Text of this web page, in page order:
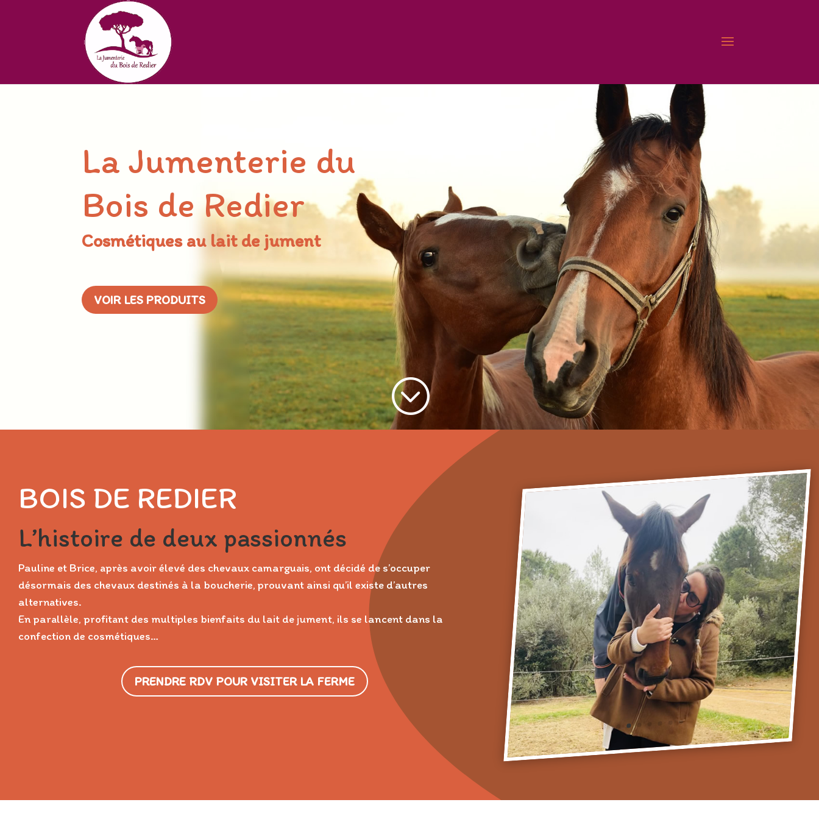
La Jumenterie du
Bois de Redier
Cosmétiques au lait de jument
VOIR LES PRODUITS
;
BOIS DE REDIER
L’histoire de deux passionnés
Pauline et Brice, après avoir élevé des chevaux camarguais, ont décidé de s’occuper
désormais des chevaux destinés à la boucherie, prouvant ainsi qu’il existe d’autres
alternatives.
En parallèle, profitant des multiples bienfaits du lait de jument, ils se lancent dans la
confection de cosmétiques…
PRENDRE RDV POUR VISITER LA FERME